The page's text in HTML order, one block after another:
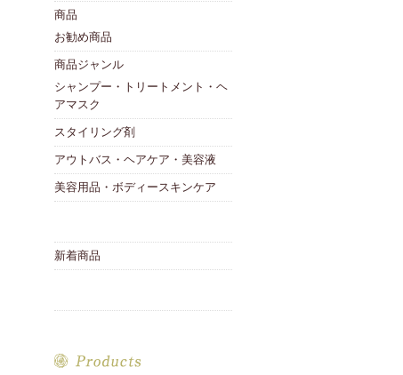
商品
お勧め商品
商品ジャンル
シャンプー・トリートメント・ヘ
アマスク
スタイリング剤
アウトバス・ヘアケア・美容液
美容用品・ボディースキンケア
新着商品